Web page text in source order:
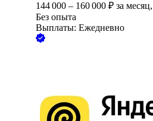
144 000 – 160 000 ₽ за месяц,
Без опыта
Выплаты: Ежедневно